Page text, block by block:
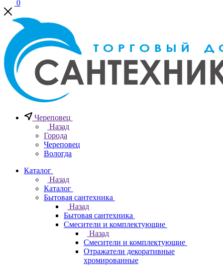
0
Череповец
Назад
Города
Череповец
Вологда
Каталог
Назад
Каталог
Бытовая сантехника
Назад
Бытовая сантехника
Смесители и комплектующие
Назад
Смесители и комплектующие
Отражатели декоративные
хромированные